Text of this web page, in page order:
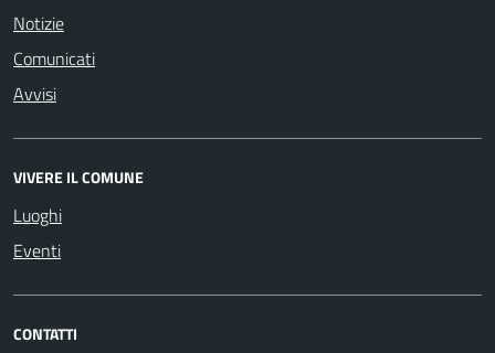
Notizie
Comunicati
Avvisi
VIVERE IL COMUNE
Luoghi
Eventi
CONTATTI